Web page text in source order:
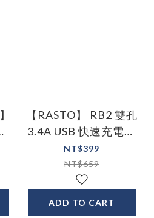
【RASTO】 RB2 雙孔
3.4A USB 快速充電器
摺疊旅充頭 雙孔充電
器
NT$399
NT$659
ADD TO CART